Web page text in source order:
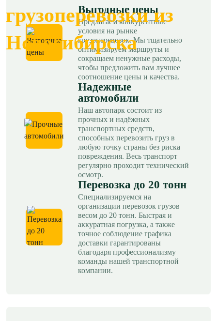
грузоперевозки из
Новосибирска
Выгодные цены
Предлагаем конкурентные
условия на рынке
грузоперевозок. Мы тщательно
оптимизируем маршруты и
сокращаем ненужные расходы,
чтобы предложить вам лучшее
соотношение цены и качества.
Надежные
автомобили
Наш автопарк состоит из
прочных и надёжных
транспортных средств,
способных перевозить груз в
любую точку страны без риска
повреждения. Весь транспорт
регулярно проходит технический
осмотр.
Перевозка до 20 тонн
Специализируемся на
организации перевозок грузов
весом до 20 тонн. Быстрая и
аккуратная погрузка, а также
точное соблюдение графика
доставки гарантированы
благодаря профессионализму
команды нашей транспортной
компании.